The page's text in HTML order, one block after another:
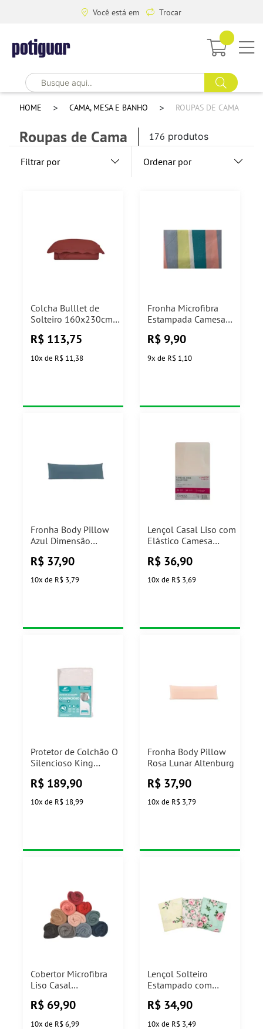
Você está em Trocar
HOME CAMA, MESA E BANHO ROUPAS DE CAMA
Roupas de Cama 176 produtos
Filtrar por Ordenar por
Colcha Bulllet de
Solteiro 160x230cm
R$ 113,75
10x de R$ 11,38
Fronha Microfibra
Estampada Camesa
R$ 9,90
9x de R$ 1,10
Fronha Body Pillow
Azul Dimensão
R$ 37,90
10x de R$ 3,79
Lençol Casal Liso com
Elástico Camesa
R$ 36,90
10x de R$ 3,69
Protetor de Colchão O
Silencioso King
R$ 189,90
10x de R$ 18,99
Fronha Body Pillow
Rosa Lunar Altenburg
R$ 37,90
10x de R$ 3,79
Cobertor Microfibra
Liso Casal
(Cores Sortidas)
R$ 69,90
10x de R$ 6,99
Lençol Solteiro
Estampado com
R$ 34,90
10x de R$ 3,49